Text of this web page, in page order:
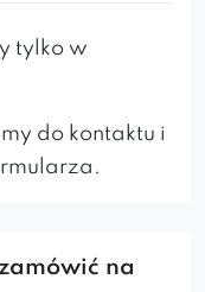
klientom
i solidnie
jakości użytych
tylko w
do kontaktu i
na